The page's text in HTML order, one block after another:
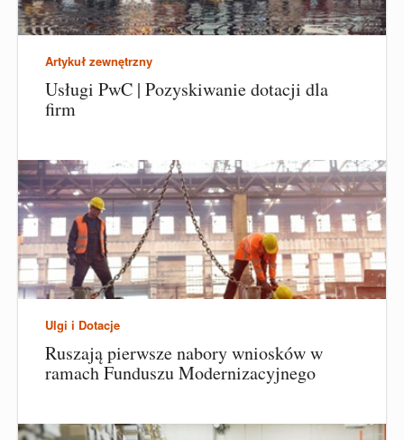
Artykuł zewnętrzny
Usługi PwC | Pozyskiwanie dotacji dla
firm
Ulgi i Dotacje
Ruszają pierwsze nabory wniosków w
ramach Funduszu Modernizacyjnego